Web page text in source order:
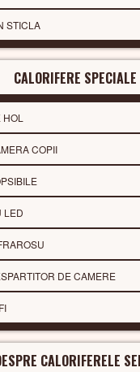
STICLA
CALORIFERE SPECIALE
COPII
LED
DE CAMERE
CALORIFERELE